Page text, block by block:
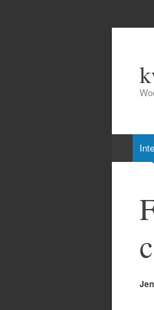
to